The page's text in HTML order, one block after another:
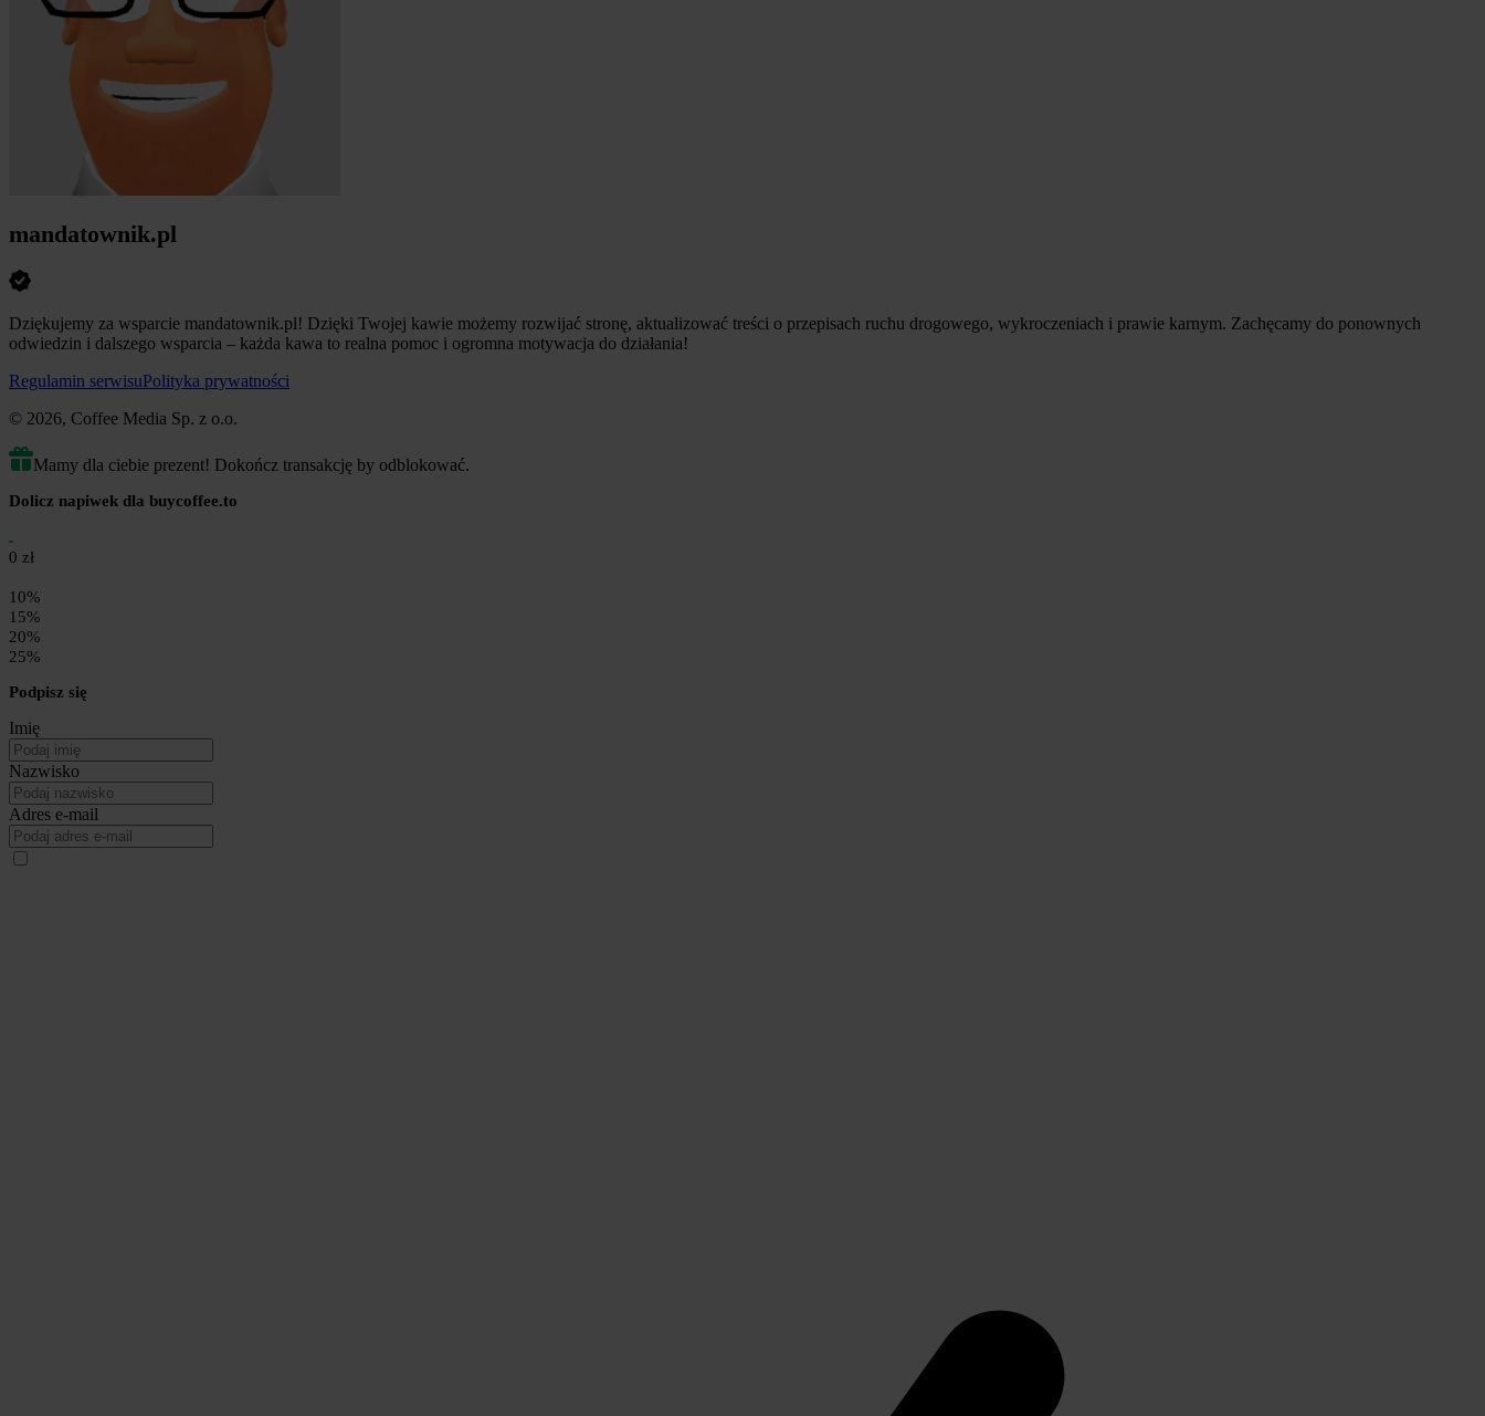
mandatownik.pl
Dziękujemy za wsparcie mandatownik.pl! Dzięki Twojej kawie możemy rozwijać stronę, aktualizować treści o przepisach ruchu drogowego, wykroczeniach i prawie karnym. Zachęcamy do ponownych
odwiedzin i dalszego wsparcia – każda kawa to realna pomoc i ogromna motywacja do działania!
Regulamin serwisuPolityka prywatności
© 2026, Coffee Media Sp. z o.o.
Mamy dla ciebie prezent! Dokończ transakcję by odblokować.
Dolicz napiwek dla buycoffee.to
0 zł
10%
15%
20%
25%
Podpisz się
Imię
Nazwisko
Adres e-mail